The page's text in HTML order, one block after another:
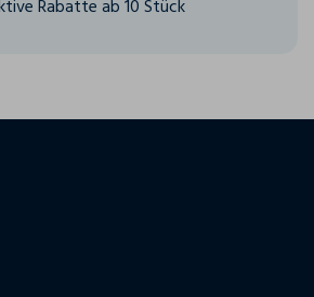
Rabatte ab 10 Stück